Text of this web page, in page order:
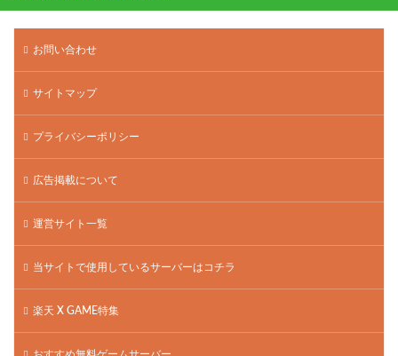
お問い合わせ
サイトマップ
プライバシーポリシー
広告掲載について
運営サイト一覧
当サイトで使用しているサーバーはコチラ
楽天 X GAME特集